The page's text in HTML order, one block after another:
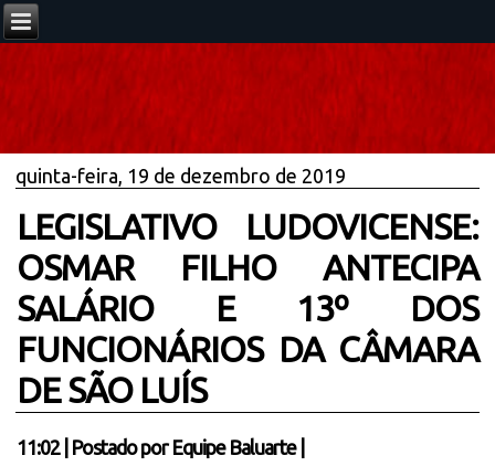
quinta-feira, 19 de dezembro de 2019
LEGISLATIVO LUDOVICENSE:
OSMAR FILHO ANTECIPA
SALÁRIO E 13º DOS
FUNCIONÁRIOS DA CÂMARA
DE SÃO LUÍS
11:02| Postado por Equipe Baluarte